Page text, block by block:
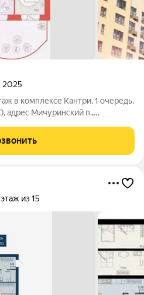
2025
в комплексе Кантри, 1 очередь,
адрес Мичуринский п.,
территорией и охраной.
этаж из 15